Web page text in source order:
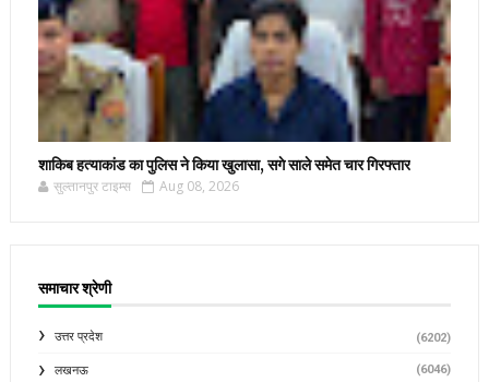
शाकिब हत्याकांड का पुलिस ने किया खुलासा, सगे साले समेत चार गिरफ्तार
सुल्तानपुर टाइम्स Aug 08, 2026
समाचार श्रेणी
उत्तर प्रदेश (6202)
लखनऊ (6046)